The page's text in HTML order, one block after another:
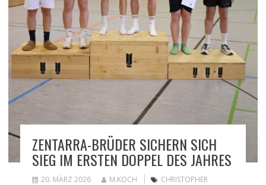
ZENTARRA-BRÜDER SICHERN SICH
SIEG IM ERSTEN DOPPEL DES JAHRES
20. MÄRZ 2026 M.KOCH
CHRISTOPHER